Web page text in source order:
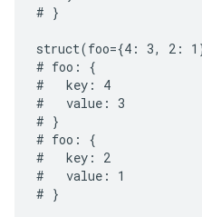
# }
struct(foo={4: 3, 2:
# foo: {
#   key: 4
#   value: 3
# }
# foo: {
#   key: 2
#   value: 1